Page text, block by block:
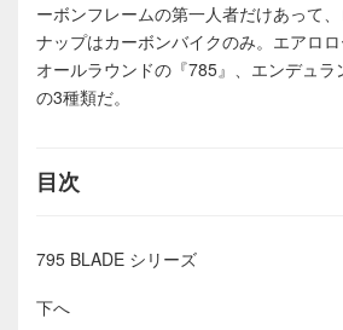
ーボンフレームの第一人者だけあって
ナップはカーボンバイクのみ。エアロ
オールラウンドの『785』、エンデュラ
の3種類だ。
目次
795 BLADE シリーズ
下へ